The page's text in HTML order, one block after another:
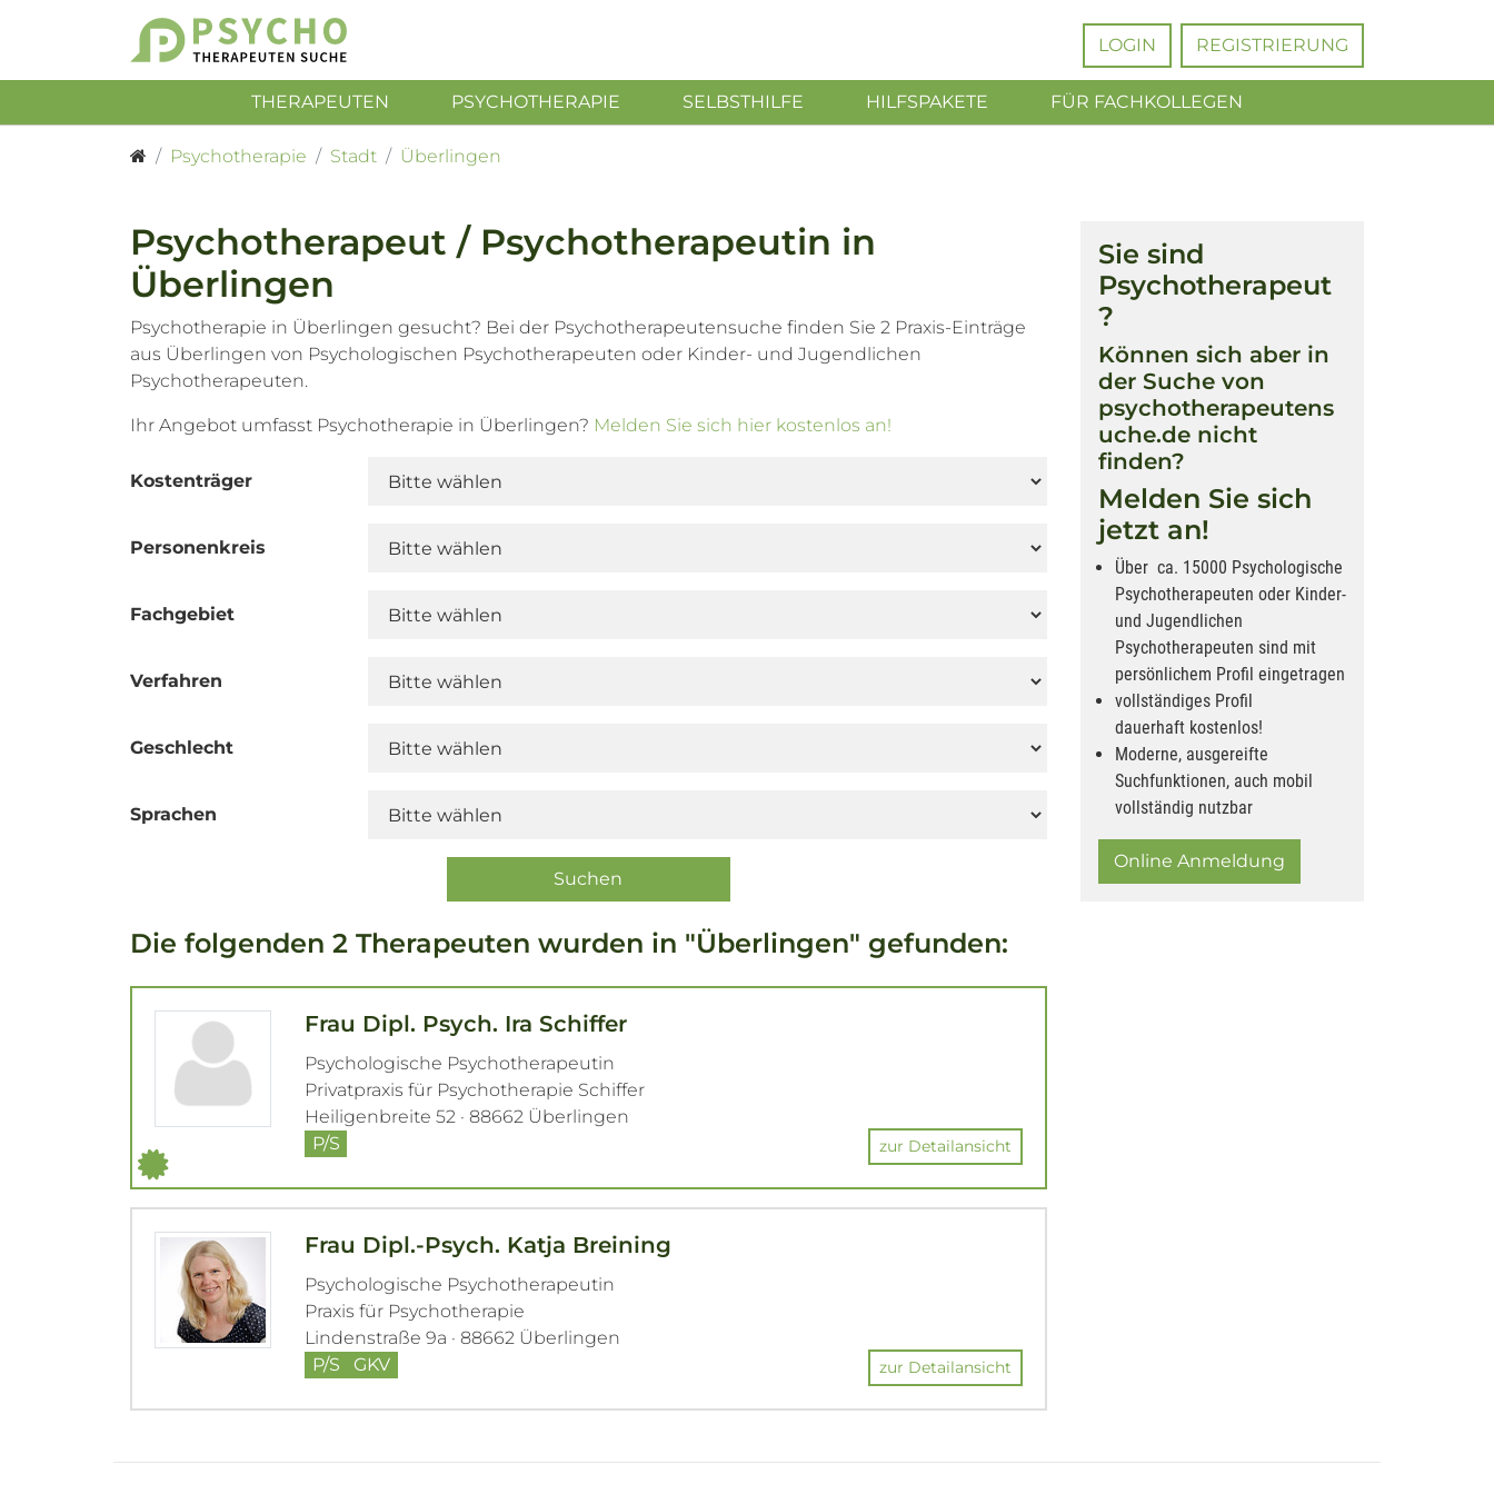
LOGIN REGISTRIERUNG
THERAPEUTEN PSYCHOTHERAPIE SELBSTHILFE HILFSPAKETE FÜR FACHKOLLEGEN
Psychotherapie Stadt Überlingen
Psychotherapeut / Psychotherapeutin in
Überlingen
Psychotherapie in Überlingen gesucht? Bei der Psychotherapeutensuche finden Sie 2 Praxis-Einträge
aus Überlingen von Psychologischen Psychotherapeuten oder Kinder- und Jugendlichen
Psychotherapeuten.
Ihr Angebot umfasst Psychotherapie in Überlingen? Melden Sie sich hier kostenlos an!
Kostenträger
Personenkreis
Fachgebiet
Verfahren
Geschlecht
Sprachen
Die folgenden 2 Therapeuten wurden in "Überlingen" gefunden:
Frau Dipl. Psych. Ira Schiffer
Psychologische Psychotherapeutin
Privatpraxis für Psychotherapie Schiffer
Heiligenbreite 52 · 88662 Überlingen
P/S
zur Detailansicht
Frau Dipl.-Psych. Katja Breining
Psychologische Psychotherapeutin
Praxis für Psychotherapie
Lindenstraße 9a · 88662 Überlingen
P/S
GKV zur Detailansicht
Sie sind
Psychotherapeut
?
Können sich aber in
der Suche von
psychotherapeutens
uche.de nicht
finden?
Melden Sie sich
jetzt an!
Über ca. 15000 Psychologische
Psychotherapeuten oder Kinder-
und Jugendlichen
Psychotherapeuten sind mit
persönlichem Profil eingetragen
vollständiges Profil
dauerhaft kostenlos!
Moderne, ausgereifte
Suchfunktionen, auch mobil
vollständig nutzbar
Online Anmeldung